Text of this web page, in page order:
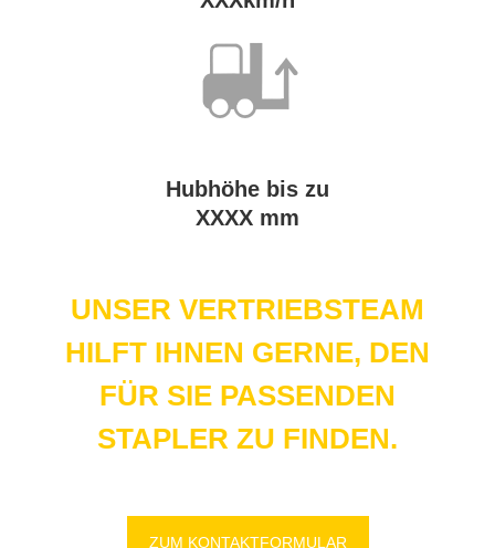
Hub­hö­he bis zu
XXXX mm
UNSER VERTRIEBSTEAM
HILFT IHNEN GERNE, DEN
FÜR SIE PASSENDEN
STAPLER ZU FINDEN.
ZUM KON­TAKT­FOR­MU­LAR